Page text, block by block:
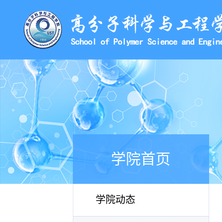
学院首页
学院动态